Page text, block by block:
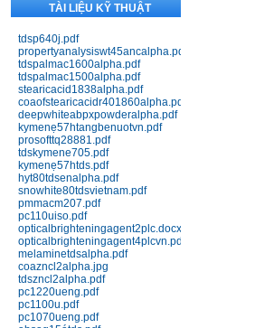
Nhựa Bakelit 141; 141J black;
151J black; 151J red
Chi tiết Mua hàng
Nhựa Phenolic 141 (Bakelit) ép
đứng
Chi tiết
TÀI LIỆU KỸ THUẬT
tdsp640j.pdf
propertyanalysiswt45ancalpha.pdf
tdspalmac1600alpha.pdf
tdspalmac1500alpha.pdf
stearicacid1838alpha.pdf
coaofstearicacidr401860alpha.pdf
deepwhiteabpxpowderalpha.pdf
kymenẹ57htangbenuotvn.pdf
prosofttq28881.pdf
tdskymene705.pdf
kymenẹ57htds.pdf
hyt80tdsenalpha.pdf
snowhite80tdsvietnam.pdf
pmmacm207.pdf
pc110uiso.pdf
opticalbrighteningagent2plc.docx
opticalbrighteningagent4plcvn.pdf
melaminetdsalpha.pdf
coazncl2alpha.jpg
tdszncl2alpha.pdf
pc1220ueng.pdf
pc1100u.pdf
pc1070ueng.pdf